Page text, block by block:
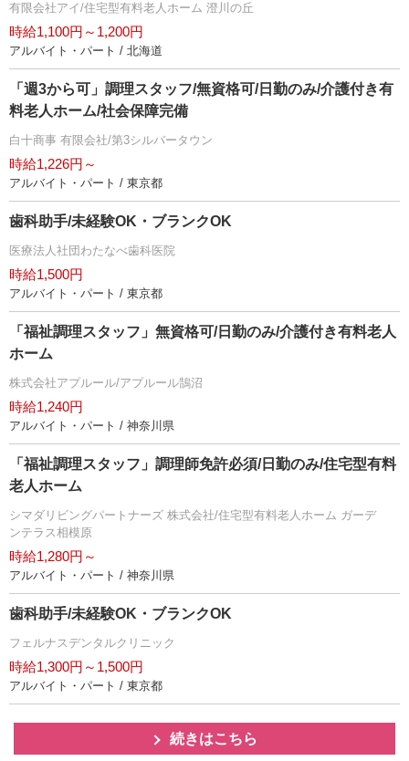
有限会社アイ/住宅型有料老人ホーム 澄川の丘
時給1,100円～1,200円
アルバイト・パート / 北海道
「週3から可」調理スタッフ/無資格可/日勤のみ/介護付き有
料老人ホーム/社会保障完備
白十商事 有限会社/第3シルバータウン
時給1,226円～
アルバイト・パート / 東京都
歯科助手/未経験OK・ブランクOK
医療法人社団わたなべ歯科医院
時給1,500円
アルバイト・パート / 東京都
「福祉調理スタッフ」無資格可/日勤のみ/介護付き有料老人
ホーム
株式会社アプルール/アプルール鵠沼
時給1,240円
アルバイト・パート / 神奈川県
「福祉調理スタッフ」調理師免許必須/日勤のみ/住宅型有料
老人ホーム
シマダリビングパートナーズ 株式会社/住宅型有料老人ホーム ガーデ
ンテラス相模原
時給1,280円～
アルバイト・パート / 神奈川県
歯科助手/未経験OK・ブランクOK
フェルナスデンタルクリニック
時給1,300円～1,500円
アルバイト・パート / 東京都
続きはこちら